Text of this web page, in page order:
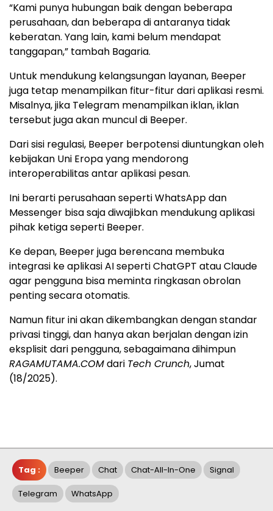
“Kami punya hubungan baik dengan beberapa
perusahaan, dan beberapa di antaranya tidak
keberatan. Yang lain, kami belum mendapat
tanggapan,” tambah Bagaria.
Untuk mendukung kelangsungan layanan, Beeper
juga tetap menampilkan fitur-fitur dari aplikasi resmi.
Misalnya, jika Telegram menampilkan iklan, iklan
tersebut juga akan muncul di Beeper.
Dari sisi regulasi, Beeper berpotensi diuntungkan oleh
kebijakan Uni Eropa yang mendorong
interoperabilitas antar aplikasi pesan.
Ini berarti perusahaan seperti WhatsApp dan
Messenger bisa saja diwajibkan mendukung aplikasi
pihak ketiga seperti Beeper.
Ke depan, Beeper juga berencana membuka
integrasi ke aplikasi AI seperti ChatGPT atau Claude
agar pengguna bisa meminta ringkasan obrolan
penting secara otomatis.
Namun fitur ini akan dikembangkan dengan standar
privasi tinggi, dan hanya akan berjalan dengan izin
eksplisit dari pengguna, sebagaimana dihimpun
RAGAMUTAMA.COMdari Tech Crunch, Jumat
(18/2025).
Tag : Beeper Chat Chat-All-In-One Signal
Telegram WhatsApp